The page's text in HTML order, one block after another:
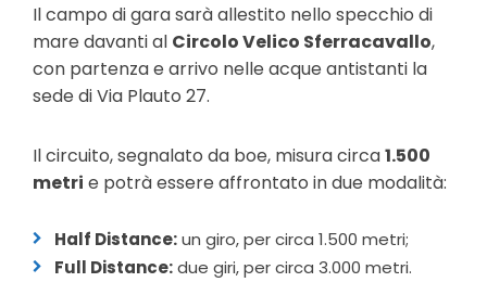
Il campo di gara sarà allestito nello specchio di
mare davanti al Circolo Velico Sferracavallo,
con partenza e arrivo nelle acque antistanti la
sede di Via Plauto 27.
Il circuito, segnalato da boe, misura circa1.500
metri e potrà essere affrontato in due modalità:
Half Distance:un giro, per circa 1.500 metri;
Full Distance:due giri, per circa 3.000 metri.